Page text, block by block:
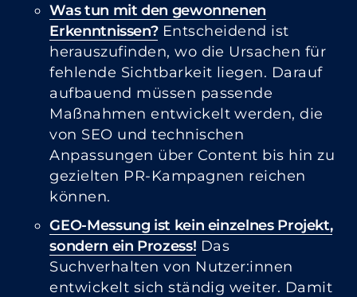
Was tun mit den gewonnenen
Erkenntnissen?Entscheidend ist
herauszufinden, wo die Ursachen für
fehlende Sichtbarkeit liegen. Darauf
aufbauend müssen passende
Maßnahmen entwickelt werden, die
von SEO und technischen
Anpassungen über Content bis hin zu
gezielten PR-Kampagnen reichen
können.
GEO-Messung ist kein einzelnes Projekt,
sondern ein Prozess! Das
Suchverhalten von Nutzer:innen
entwickelt sich ständig weiter. Damit